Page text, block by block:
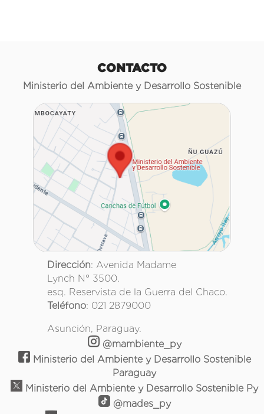
CONTACTO
Ministerio del Ambiente y Desarrollo Sostenible
Dirección: Avenida Madame
Lynch N° 3500.
esq. Reservista de la Guerra del Chaco.
Teléfono: 021 2879000
Asunción, Paraguay.
@mambiente_py
Ministerio del Ambiente y Desarrollo Sostenible
Paraguay
Ministerio del Ambiente y Desarrollo Sostenible Py
@mades_py